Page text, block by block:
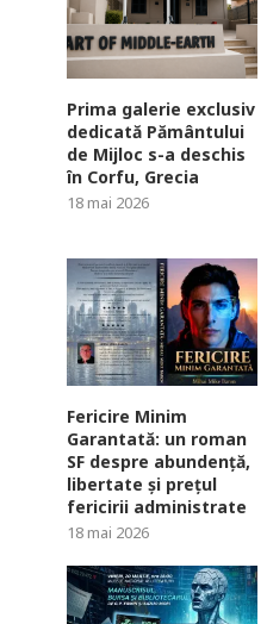
Prima galerie exclusiv
dedicată Pământului
de Mijloc s-a deschis
în Corfu, Grecia
18 mai 2026
Fericire Minim
Garantată: un roman
SF despre abundență,
libertate și prețul
fericirii administrate
18 mai 2026